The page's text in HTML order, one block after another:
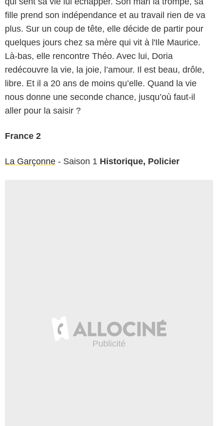
fille prend son indépendance et au travail rien de va
plus. Sur un coup de tête, elle décide de partir pour
quelques jours chez sa mère qui vit à l'Ile Maurice.
Là-bas, elle rencontre Théo. Avec lui, Doria
redécouvre la vie, la joie, l’amour. Il est beau, drôle,
libre. Et il a 20 ans de moins qu’elle. Quand la vie
nous donne une seconde chance, jusqu’où faut-il
aller pour la saisir ?
France 2
La Garçonne - Saison 1 Historique, Policier